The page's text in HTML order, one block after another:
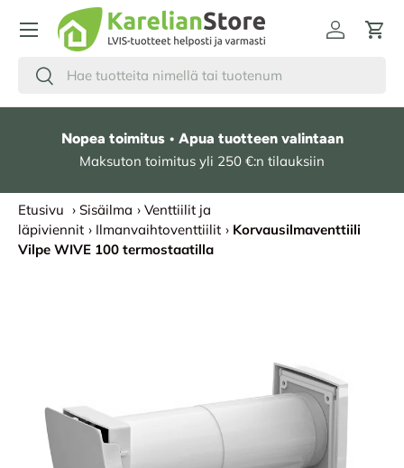
HYPPÄÄ SISÄLTÖÖN
Hae
Etsi
Kirjaudu
Nopea toimitus • Apua tuotteen valintaan
Maksuton toimitus yli 250 €:n tilauksiin
Etusivu › Sisäilma › Venttiilit ja
läpiviennit › Ilmanvaihtoventtiilit › Korvausilmaventtiili
Vilpe WIVE 100 termostaatilla